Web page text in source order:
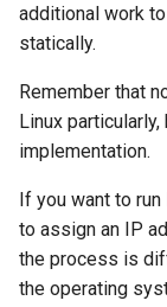
additional work
statically.
Remember that
Linux
implementation.
If you want to
to assign an IP
the process is
the operating